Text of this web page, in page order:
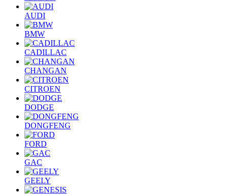
AUDI
BMW
CADILLAC
CHANGAN
CITROEN
DODGE
DONGFENG
FORD
GAC
GEELY